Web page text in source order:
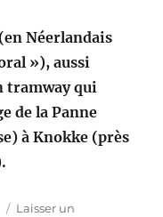
Néerlandais
»), aussi
tramway qui
de la Panne
à Knokke (près
Laisser un